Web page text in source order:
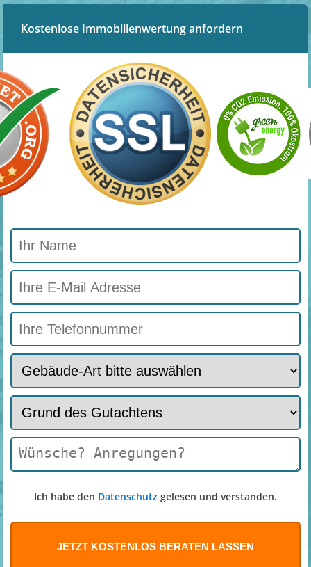
Kostenlose Immobilienwertung anfordern
Ich habe den Datenschutz gelesen und verstanden.